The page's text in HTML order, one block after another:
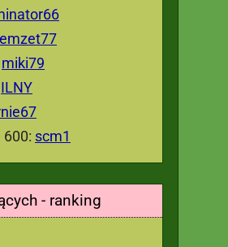
emzet77
miki79
ILNY
600: scm1
- ranking